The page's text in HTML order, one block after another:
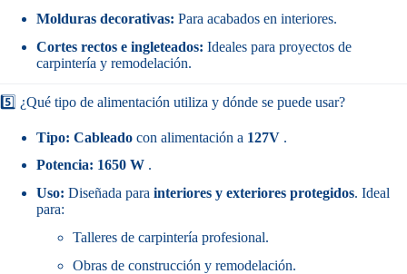
Molduras decorativas: Para acabados en interiores.
Cortes rectos e ingleteados: Ideales para proyectos de
carpintería y remodelación.
5️⃣ ¿Qué tipo de alimentación utiliza y dónde se puede usar?
Tipo: Cableado con alimentación a 127V .
Potencia: 1650 W .
Uso: Diseñada para interiores y exteriores protegidos. Ideal
para:
Talleres de carpintería profesional.
Obras de construcción y remodelación.